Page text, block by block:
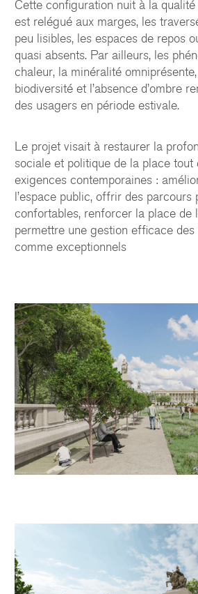
Cette configuration nuit à la qualité
est relégué aux marges, les
peu lisibles, les espaces de repos
quasi absents. Par ailleurs, les
chaleur, la minéralité
biodiversité et l’absence d’ombre
des usagers en période estivale.
Le projet visait à restaurer la
sociale et politique de la place tout
exigences contemporaines :
l’espace public, offrir des parcours
confortables, renforcer la place de
permettre une gestion efficace
comme exceptionnels